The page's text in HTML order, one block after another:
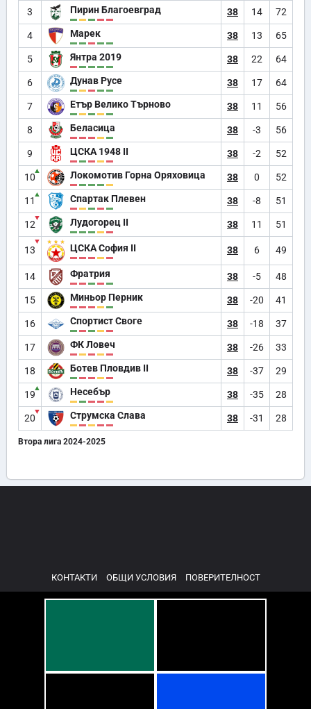
3 Пирин Благоевград 38 14 72
4 Марек 38 13 65
5 Янтра 2019 38 22 64
6 Дунав Русе 38 17 64
7 Етър Велико Търново 38 11 56
8 Беласица 38 -3 56
9 ЦСКА 1948 II 38 -2 52
10
▲ Локомотив Горна Оряховица 38 0 52
11
▲ Спартак Плевен 38 -8 51
12
▼ Лудогорец II 38 11 51
13
▼
ЦСКА София II 38 6 49
14 Фратрия 38 -5 48
15 Миньор Перник 38 -20 41
16 Спортист Своге 38 -18 37
17 ФК Ловеч 38 -26 33
18 Ботев Пловдив II 38 -37 29
19
▲ Несебър 38 -35 28
20
▼ Струмска Слава 38 -31 28
Втора лига 2024-2025
КОНТАКТИ ОБЩИ УСЛОВИЯ ПОВЕРИТЕЛНОСТ